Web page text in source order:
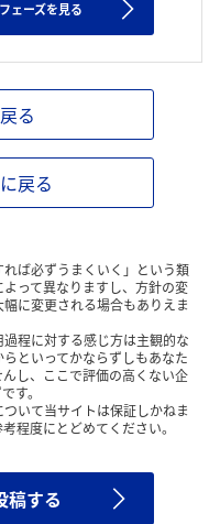
ェーズを見る
る
戻る
ば必ずうまくいく」という類
って異なりますし、方針の変
に変更される場合もありえま
程に対する感じ方は主観的な
といってかならずしもあなた
し、ここで評価の高くない企
す。
いて当サイトは保証しかねま
程度にとどめてください。
稿する